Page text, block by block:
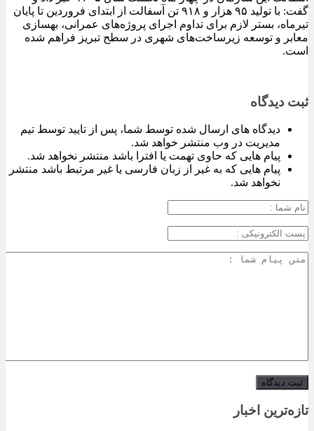
گفت: با تولید ۹۵ هزار و ۹۱۸ تن آسفالت از ابتدای فروردین تا پایان
تیرماه، بستر لازم برای تداوم اجرای پروژه‌های عمرانی، بهسازی
معابر و توسعه زیرساخت‌های شهری در سطح تبریز فراهم شده
است.
ثبت دیدگاه
دیدگاه های ارسال شده توسط شما، پس از تایید توسط تیم
مدیریت در وب منتشر خواهد شد.
پیام هایی که حاوی تهمت یا افترا باشد منتشر نخواهد شد.
پیام هایی که به غیر از زبان فارسی یا غیر مرتبط باشد منتشر
نخواهد شد.
تازه‌ترین اخبار